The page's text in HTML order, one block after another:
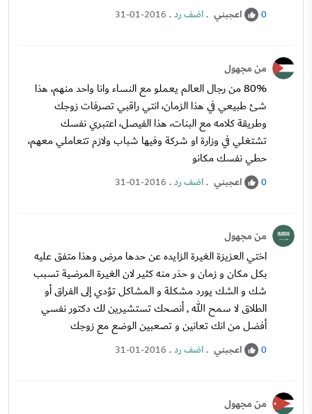
0 اعجبني .اضف رد.
31-01-2016
من مجهول
80% من رجال العالم يعملو مع النساء وانا واحد منهم، هذا
شئ طبيعي في هذا الزمان، انتي راقبي تصرفات زوجك
وطريقة كلامه مع البنات، هذا الفيصل، اعتبري نفسك
تشتغلي في وزارة او شركة وفيها شباب ولازم تتعاملي معهم،
حطي نفسك مكانو
0 اعجبني .اضف رد.
31-01-2016
من مجهول
اختي العزيزة الغيرة الزايده عن حدها مرض وهذا متفق عليه
بكل مكان و زمان و حذر منه كثير لان الغيرة المرضية تسبب
شك و الشك يورد مشكلة و المشاكل تؤدي إلى الفراق أو
الطلاق لا سمح الله , أنصحك تستشيرين لك دكتور نفسي
أفضل من انك تعانين و تصعبين الوضع مع زوجك
0 اعجبني .اضف رد.
31-01-2016
من مجهول